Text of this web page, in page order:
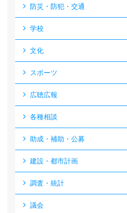
防災・防犯・交通
学校
文化
スポーツ
広聴広報
各種相談
助成・補助・公募
建設・都市計画
調査・統計
議会